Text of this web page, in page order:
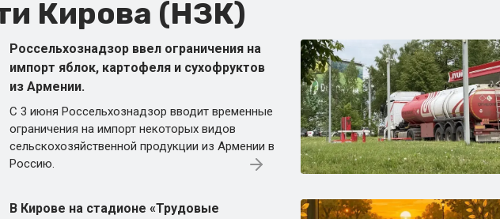
Кирова (НЗК)
Россельхознадзор ввел ограничения на
импорт яблок, картофеля и сухофруктов
из Армении.
С 3 июня Россельхознадзор вводит временные
ограничения на импорт некоторых видов
сельскохозяйственной продукции из Армении в
Россию.
В Кирове на стадионе «Трудовые